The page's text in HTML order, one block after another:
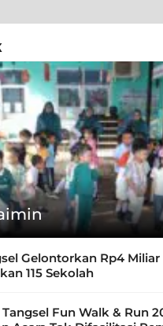
Gelontorkan Rp4
115 Sekolah
Fun Walk & Run